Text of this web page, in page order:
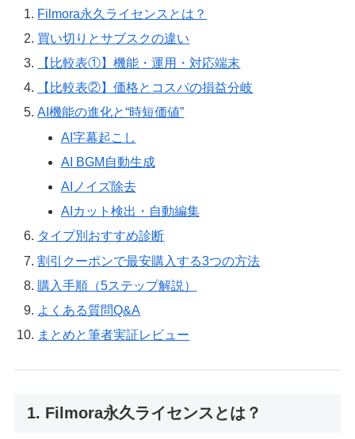
Filmora永久ライセンスとは？
買い切りとサブスクの違い
【比較表①】機能・運用・対応端末
【比較表②】価格とコスパの損益分岐
AI機能の進化と“時短価値”
AI字幕起こし
AI BGM自動生成
AIノイズ除去
AIカット検出・自動編集
タイプ別おすすめ診断
割引クーポンで最安購入する3つの方法
購入手順（5ステップ解説）
よくある質問Q&A
まとめと筆者実証レビュー
1. Filmora永久ライセンスとは？